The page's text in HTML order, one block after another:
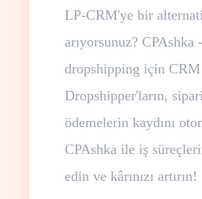
LP-CRM'ye bir
arıyorsunuz? CPAshka
dropshipping için
Dropshipper'ların,
ödemelerin kaydını
CPAshka ile iş
edin ve kârınızı artırın!